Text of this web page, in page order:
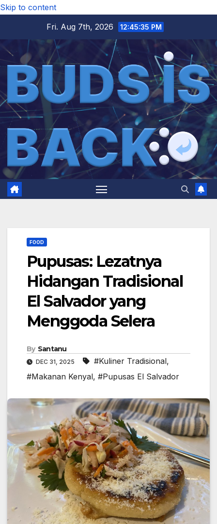
Skip to content
Fri. Aug 7th, 2026
12:45:36 PM
FOOD
Pupusas: Lezatnya
Hidangan Tradisional
El Salvador yang
Menggoda Selera
By Santanu
DEC 31, 2025 #Kuliner Tradisional,
#Makanan Kenyal, #Pupusas El Salvador